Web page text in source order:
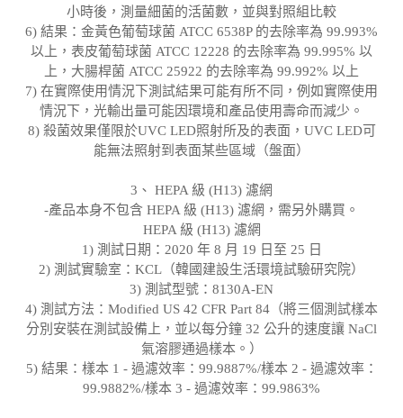
小時後，測量細菌的活菌數，並與對照組比較
6) 結果：金黃色葡萄球菌 ATCC 6538P 的去除率為 99.993%
以上，表皮葡萄球菌 ATCC 12228 的去除率為 99.995% 以
上，大腸桿菌 ATCC 25922 的去除率為 99.992% 以上
7) 在實際使用情況下測試結果可能有所不同，例如實際使用
情況下，光輸出量可能因環境和產品使用壽命而減少。
8) 殺菌效果僅限於UVC LED照射所及的表面，UVC LED可
能無法照射到表面某些區域（盤面）
3、 HEPA 級 (H13) 濾網
-產品本身不包含 HEPA 級 (H13) 濾網，需另外購買。
HEPA 級 (H13) 濾網
1) 測試日期：2020 年 8 月 19 日至 25 日
2) 測試實驗室：KCL（韓國建設生活環境試驗研究院）
3) 測試型號：8130A-EN
4) 測試方法：Modified US 42 CFR Part 84（將三個測試樣本
分別安裝在測試設備上，並以每分鐘 32 公升的速度讓 NaCl
氣溶膠通過樣本。）
5) 結果：樣本 1 - 過濾效率：99.9887%/樣本 2 - 過濾效率：
99.9882%/樣本 3 - 過濾效率：99.9863%